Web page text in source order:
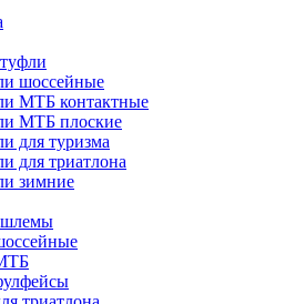
шоссейные
МТБ контактные
МТБ плоские
для туризма
для триатлона
зимние